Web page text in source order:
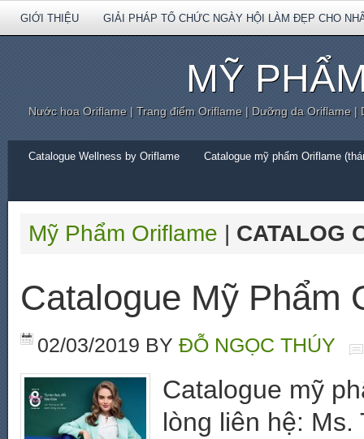
GIỚI THIỆU GIẢI PHÁP TỔ CHỨC NGÀY HỘI LÀM ĐẸP CHO
MỸ
Nước hoa Oriflame | Trang điểm Oriflame | Dưỡng da Oriflame
Catalogue Wellness by Oriflame Catalogue mỹ phẩm Oriflame
Mỹ Phẩm Oriflame | CATALOG
Catalogue Mỹ Phẩm
02/03/2019 BY ĐỖ NGỌC THÚY
Catalogue mỹ
lòng liên hệ: Ms.